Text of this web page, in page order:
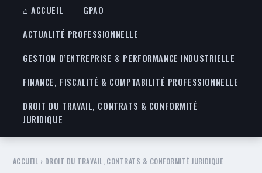
⌂ ACCUEIL
GPAO
ACTUALITÉ PROFESSIONNELLE
GESTION D’ENTREPRISE & PERFORMANCE INDUSTRIELLE
FINANCE, FISCALITÉ & COMPTABILITÉ PROFESSIONNELLE
DROIT DU TRAVAIL, CONTRATS & CONFORMITÉ
JURIDIQUE
ACCUEIL › DROIT DU TRAVAIL, CONTRATS & CONFORMITÉ JURIDIQUE